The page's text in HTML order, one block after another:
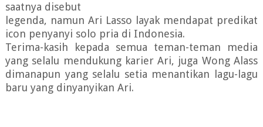
saatnya disebut
legenda, namun Ari Lasso layak mendapat predikat
icon penyanyi solo pria di Indonesia.
Terima-kasih kepada semua teman-teman media
yang selalu mendukung karier Ari, juga Wong Alass
dimanapun yang selalu setia menantikan lagu-lagu
baru yang dinyanyikan Ari.